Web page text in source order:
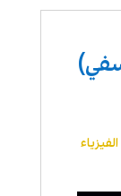
الفيزياء